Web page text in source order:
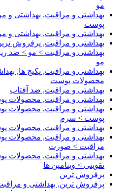
مو
بهداشتی و مراقبت, بهداشتی
پوست
بهداشتی و مراقبت, بهداشتی و
بهداشتی و مراقبت, پرفروش
بهداشتی و مراقبت > مو > ضد
مو
بهداشتی و مراقبت, پکیج ها,
محصولات پوست
بهداشتی و مراقبت, ضد آفتاب
بهداشتی و مراقبت, محصولات
بهداشتی و مراقبت, محصولات
پوست > سرم
بهداشتی و مراقبت, محصولات
بهداشتی و مراقبت, محصولات
مراقبت > صورت
بهداشتی و مراقبت, محصولات
تقویتی > ویتامین ها
پرفروش ترین
پرفروش ترین, بهداشتی و